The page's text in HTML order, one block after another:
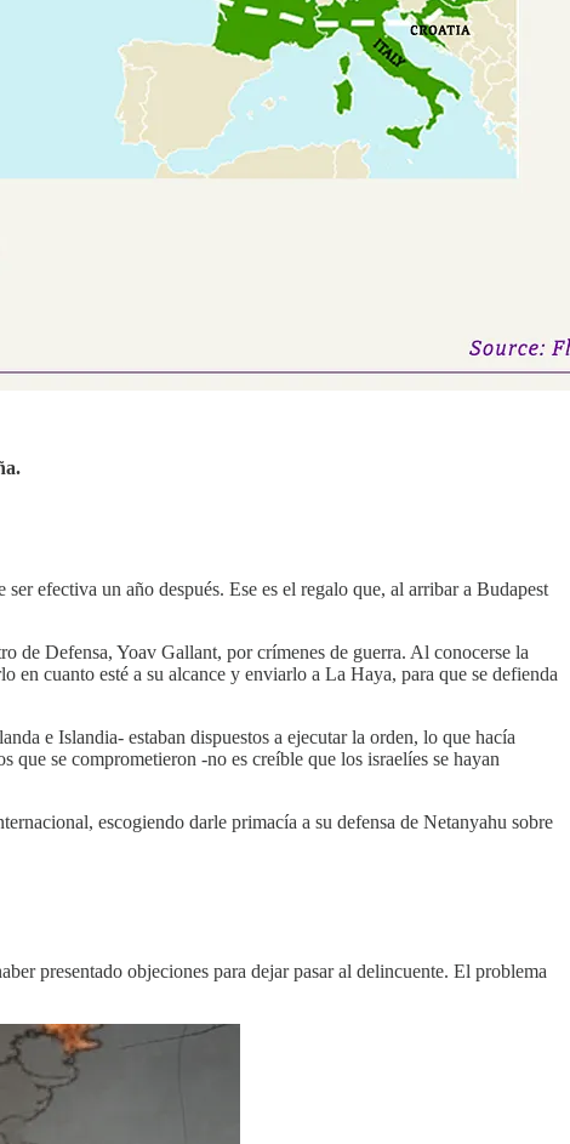
efectiva un año después. Ese es el regalo que, al arribar a Budapest
de Defensa, Yoav Gallant, por crímenes de guerra. Al conocerse la
cuanto esté a su alcance y enviarlo a La Haya, para que se defienda
e Islandia- estaban dispuestos a ejecutar la orden, lo que hacía
se comprometieron -no es creíble que los israelíes se hayan
escogiendo darle primacía a su defensa de Netanyahu sobre
presentado objeciones para dejar pasar al delincuente. El problema